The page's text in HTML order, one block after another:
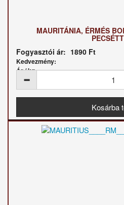
MAURITÁNIA, ÉRMÉS
Fogyasztói ár: 1890 Ft
Kedvezmény:
Ár / kg: